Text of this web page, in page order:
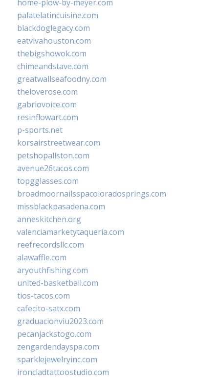
home-plow-by-meyer.com
palatelatincuisine.com
blackdoglegacy.com
eatvivahouston.com
thebigshowok.com
chimeandstave.com
greatwallseafoodny.com
theloverose.com
gabriovoice.com
resinflowart.com
p-sports.net
korsairstreetwear.com
petshopallston.com
avenue26tacos.com
topgglasses.com
broadmoornailsspacoloradosprings.com
missblackpasadena.com
anneskitchen.org
valenciamarketytaqueria.com
reefrecordsllc.com
alawaffle.com
aryouthfishing.com
united-basketball.com
tios-tacos.com
cafecito-satx.com
graduacionviu2023.com
pecanjackstogo.com
zengardendayspa.com
sparklejewelryinc.com
ironcladtattoostudio.com